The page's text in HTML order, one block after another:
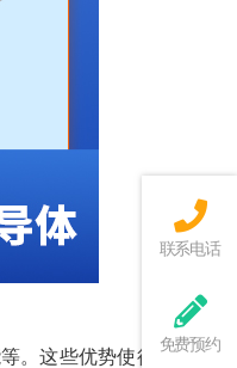
。这些优势使得反应釜
联系电话
免费预约